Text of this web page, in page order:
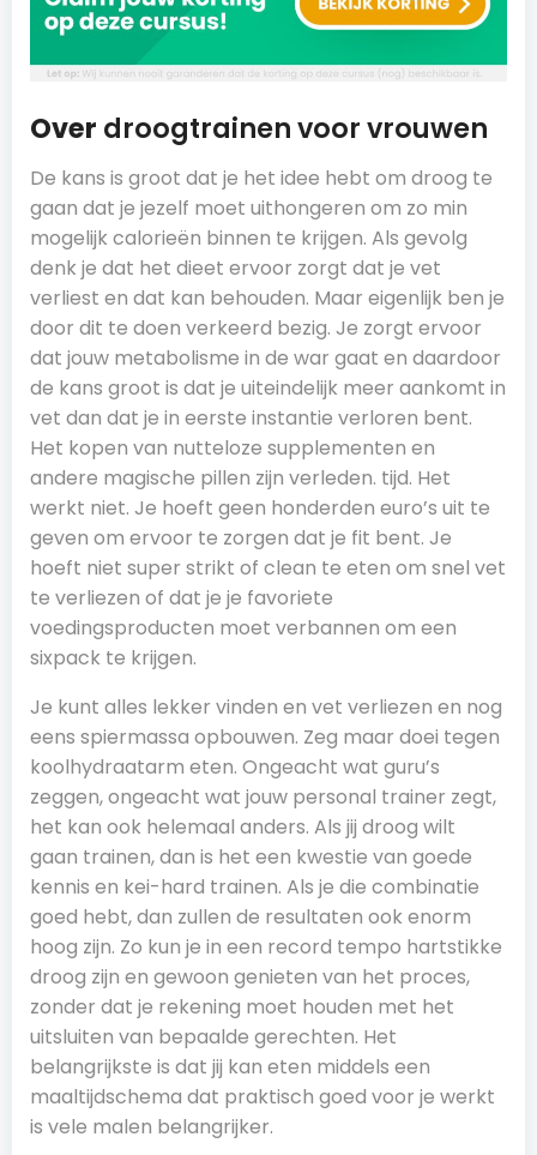
Over droogtrainen voor vrouwen
De kans is groot dat je het idee hebt om droog te
gaan dat je jezelf moet uithongeren om zo min
mogelijk calorieën binnen te krijgen. Als gevolg
denk je dat het dieet ervoor zorgt dat je vet
verliest en dat kan behouden. Maar eigenlijk ben je
door dit te doen verkeerd bezig. Je zorgt ervoor
dat jouw metabolisme in de war gaat en daardoor
de kans groot is dat je uiteindelijk meer aankomt in
vet dan dat je in eerste instantie verloren bent.
Het kopen van nutteloze supplementen en
andere magische pillen zijn verleden. tijd. Het
werkt niet. Je hoeft geen honderden euro’s uit te
geven om ervoor te zorgen dat je fit bent. Je
hoeft niet super strikt of clean te eten om snel vet
te verliezen of dat je je favoriete
voedingsproducten moet verbannen om een
sixpack te krijgen.
Je kunt alles lekker vinden en vet verliezen en nog
eens spiermassa opbouwen. Zeg maar doei tegen
koolhydraatarm eten. Ongeacht wat guru’s
zeggen, ongeacht wat jouw personal trainer zegt,
het kan ook helemaal anders. Als jij droog wilt
gaan trainen, dan is het een kwestie van goede
kennis en kei-hard trainen. Als je die combinatie
goed hebt, dan zullen de resultaten ook enorm
hoog zijn. Zo kun je in een record tempo hartstikke
droog zijn en gewoon genieten van het proces,
zonder dat je rekening moet houden met het
uitsluiten van bepaalde gerechten. Het
belangrijkste is dat jij kan eten middels een
maaltijdschema dat praktisch goed voor je werkt
is vele malen belangrijker.